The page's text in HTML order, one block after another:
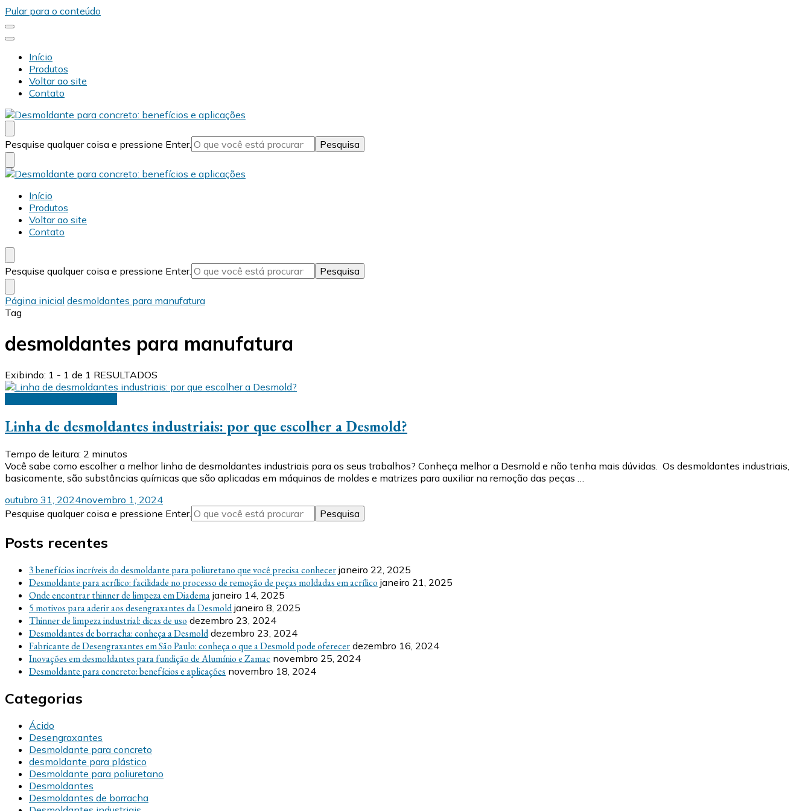
Pular para o conteúdo
Início
Produtos
Voltar ao site
Contato
Desmold
Blog Desmold
Procurando
algo?
Pesquise qualquer coisa e pressione Enter.
Desmold
Blog Desmold
Início
Produtos
Voltar ao site
Contato
Procurando
algo?
Pesquise qualquer coisa e pressione Enter.
Página inicial desmoldantes para manufatura
Tag
desmoldantes para manufatura
Exibindo: 1 - 1 de 1 RESULTADOS
Linha de desmoldantes industriais: por que escolher a Desmold?
Tempo de leitura: 2 minutos
Você sabe como escolher a melhor linha de desmoldantes industriais para os seus trabalhos? Conheça melhor a Desmold e não tenha mais dúvidas. Os desmoldantes industriais,
basicamente, são substâncias químicas que são aplicadas em máquinas de moldes e matrizes para auxiliar na remoção das peças …
outubro 31, 2024novembro 1, 2024
Procurando
algo?
Pesquise qualquer coisa e pressione Enter.
Posts recentes
3 benefícios incríveis do desmoldante para poliuretano que você precisa conhecer janeiro 22, 2025
Desmoldante para acrílico: facilidade no processo de remoção de peças moldadas em acrílico janeiro 21, 2025
Onde encontrar thinner de limpeza em Diadema janeiro 14, 2025
5 motivos para aderir aos desengraxantes da Desmold janeiro 8, 2025
Thinner de limpeza industrial: dicas de uso dezembro 23, 2024
Desmoldantes de borracha: conheça a Desmold dezembro 23, 2024
Fabricante de Desengraxantes em São Paulo: conheça o que a Desmold pode oferecer dezembro 16, 2024
Inovações em desmoldantes para fundição de Alumínio e Zamac novembro 25, 2024
Desmoldante para concreto: benefícios e aplicações novembro 18, 2024
Categorias
Ácido
Desengraxantes
Desmoldante para concreto
desmoldante para plástico
Desmoldante para poliuretano
Desmoldantes
Desmoldantes de borracha